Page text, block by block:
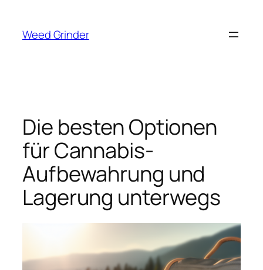
springen
Weed Grinder
Die besten Optionen
für Cannabis-
Aufbewahrung und
Lagerung unterwegs